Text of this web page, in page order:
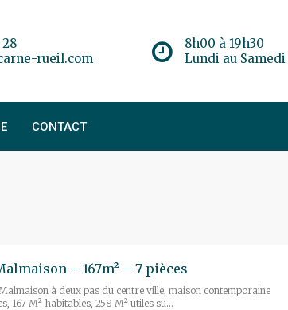
8h00 à 19h30
Lundi au Samedi
28
rueil.com
CONTACT
– 167m² – 7 pièces
à deux pas du centre ville, maison contemporaine
167 M² habitables, 258 M² utiles su...